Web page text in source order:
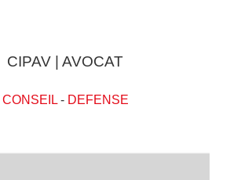
CIPAV | AVOCAT
CONSEIL- DEFENSE